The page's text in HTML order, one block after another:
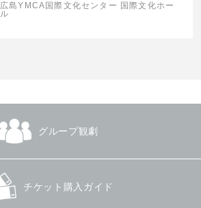
広島YMCA国際文化センター 国際文化ホー
ル
グループ観劇
チケット購入ガイド